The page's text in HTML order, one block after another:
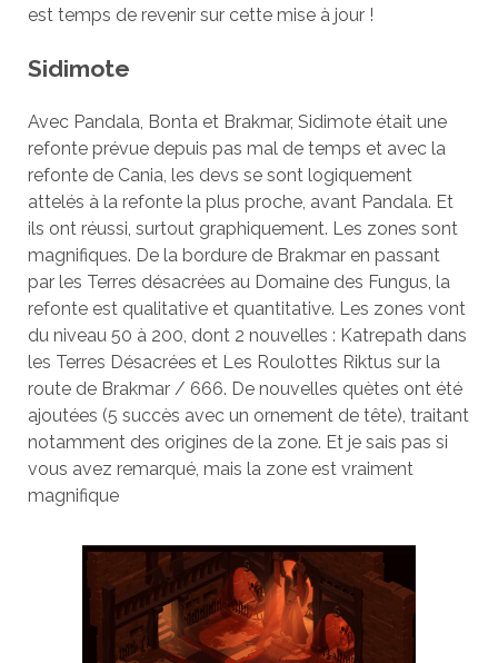
est temps de revenir sur cette mise à jour !
Sidimote
Avec Pandala, Bonta et Brakmar, Sidimote était une
refonte prévue depuis pas mal de temps et avec la
refonte de Cania, les devs se sont logiquement
attelés à la refonte la plus proche, avant Pandala. Et
ils ont réussi, surtout graphiquement. Les zones sont
magnifiques. De la bordure de Brakmar en passant
par les Terres désacrées au Domaine des Fungus, la
refonte est qualitative et quantitative. Les zones vont
du niveau 50 à 200, dont 2 nouvelles : Katrepath dans
les Terres Désacrées et Les Roulottes Riktus sur la
route de Brakmar / 666. De nouvelles quètes ont été
ajoutées (5 succès avec un ornement de tête), traitant
notamment des origines de la zone. Et je sais pas si
vous avez remarqué, mais la zone est vraiment
magnifique